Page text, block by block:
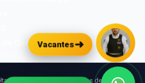
Vacantes ➜
de Querétaro, Querétaro
Seguridad Privada. Todos los derechos